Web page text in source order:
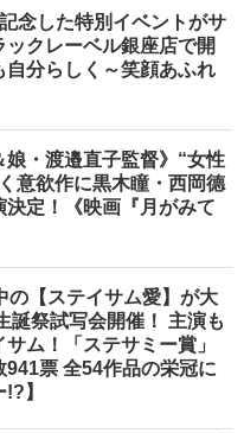
念した特別イベントがサ
ックレーベル銀座店で開
分らしく～笑顔あふれ
娘・渡邉直子監督》“女性
意欲作に黒木瞳・西岡德
定！《映画『月がみて
の【ステイサム愛】が大
誕祭試写会開催！ 主演も
ム！「ステサミー賞」
941票 全54作品の栄冠に
】